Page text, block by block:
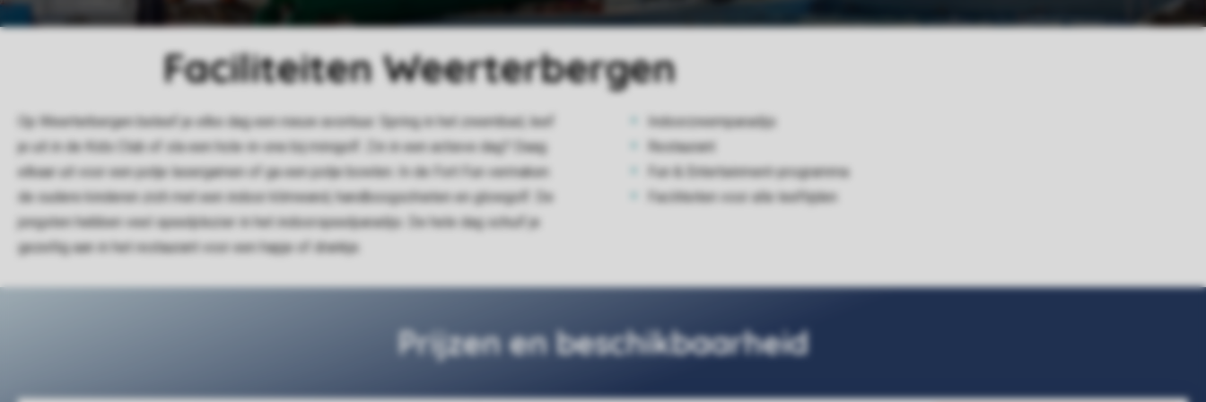
Faciliteiten Weerterbergen
Op Weerterbergen beleef je elke dag een nieuw avontuur. Spring in het zwembad, leef
je uit in de Kids Club of sla een hole-in-one bij minigolf. Zin in een actieve dag? Daag
elkaar uit voor een potje lasergamen of ga een potje bowlen. In de Fort Fun vermaken
de oudere kinderen zich met een indoor klimwand, handboogschieten en glowgolf. De
jongsten hebben veel speelplezier in het indoorspeelparadijs. De hele dag schuif je
gezellig aan in het restaurant voor een hapje of drankje.
Indoorzwemparadijs
Restaurant
Fun & Entertainment-programma
Faciliteiten voor alle leeftijden
Prijzen en beschikbaarheid